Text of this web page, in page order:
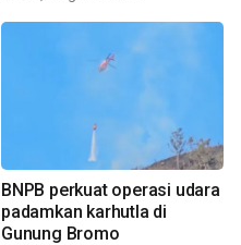
BNPB perkuat operasi udara
padamkan karhutla di
Gunung Bromo